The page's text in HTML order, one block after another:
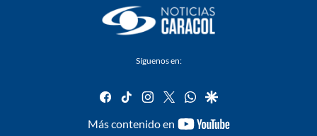
Síguenos en:
facebook
tiktok instagram
twitterwhatsapp
google
Más contenido en
youtube-